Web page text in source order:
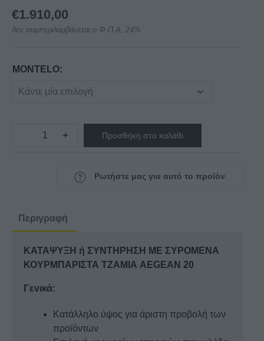
€1.910,00
δεν συμπεριλαμβάνεται ο Φ.Π.Α. 24%
MONTELO:
ΚΑΤΑΨΥΞΗ-
ΤΖΑΜΙΑ
AEGEAN
ποσότητα
+ Προσθήκη στο καλάθι
Ρωτήστε μας για αυτό το προϊόν
Περιγραφή
ΚΑΤΑΨΥΞΗ ή ΣΥΝΤΗΡΗΣΗ ΜΕ ΣΥΡΟΜΕΝΑ
ΚΟΥΡΜΠΑΡΙΣΤΑ ΤΖΑΜΙΑ AEGEAN 20
Γενικά:
Κατάλληλο ύψος για άριστη προβολή των
προϊόντων